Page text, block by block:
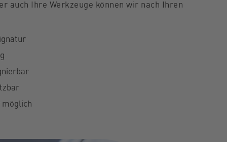
auch Ihre Werkzeuge können wir nach Ihren
möglich